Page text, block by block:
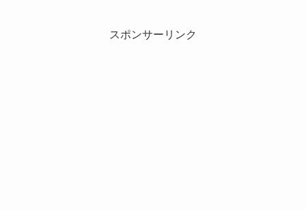
スポンサーリンク